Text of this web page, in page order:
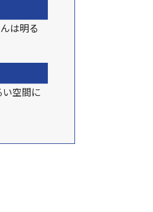
は明る
空間に